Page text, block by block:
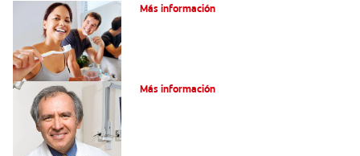
Más información
Más información